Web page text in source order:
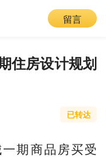
留言
住房设计规划
已转达
期商品房买受